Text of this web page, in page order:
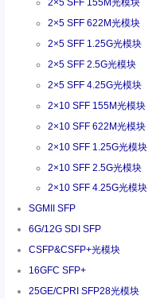
2×5 SFF 155M光模块
2×5 SFF 622M光模块
2×5 SFF 1.25G光模块
2×5 SFF 2.5G光模块
2×5 SFF 4.25G光模块
2×10 SFF 155M光模块
2×10 SFF 622M光模块
2×10 SFF 1.25G光模块
2×10 SFF 2.5G光模块
2×10 SFF 4.25G光模块
SGMII SFP
6G/12G SDI SFP
CSFP&CSFP+光模块
16GFC SFP+
25GE/CPRI SFP28光模块